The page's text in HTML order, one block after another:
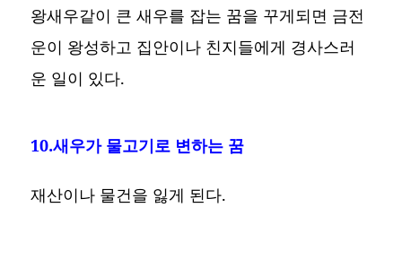
왕새우같이 큰 새우를 잡는 꿈을 꾸게되면 금전
운이 왕성하고 집안이나 친지들에게 경사스러
운 일이 있다.
10.새우가 물고기로 변하는 꿈
재산이나 물건을 잃게 된다.